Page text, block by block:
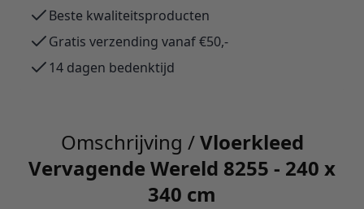
Beste kwaliteitsproducten
Gratis verzending vanaf €50,-
14 dagen bedenktijd
Omschrijving /Vloerkleed
Vervagende Wereld 8255 - 240 x
340 cm